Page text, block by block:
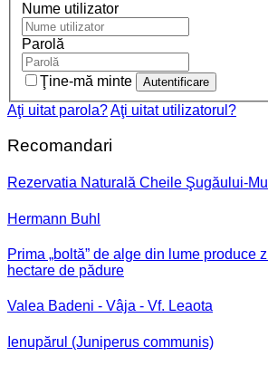
Nume utilizator
Parolă
Ţine-mă minte
Aţi uitat parola?Aţi uitat utilizatorul?
Recomandari
Rezervatia Naturală Cheile Şugăului-
Hermann Buhl
Prima „boltă” de alge din lume produce
hectare de pădure
Valea Badeni - Vâja - Vf. Leaota
Ienupărul (Juniperus communis)